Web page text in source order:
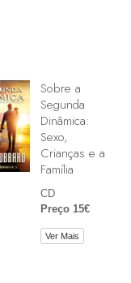
Sobre a
Segunda
Dinâmica:
Sexo,
Crianças e a
Família
CD
Preço 15€
Ver Mais